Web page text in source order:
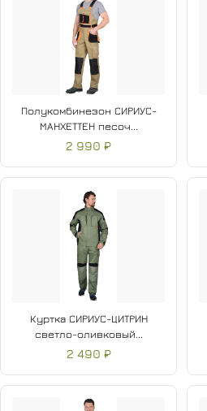
Полукомбинезон СИРИУС-
МАНХЕТТЕН песоч...
2 990 ₽
Куртка СИРИУС-ЦИТРИН
светло-оливковый...
2 490 ₽